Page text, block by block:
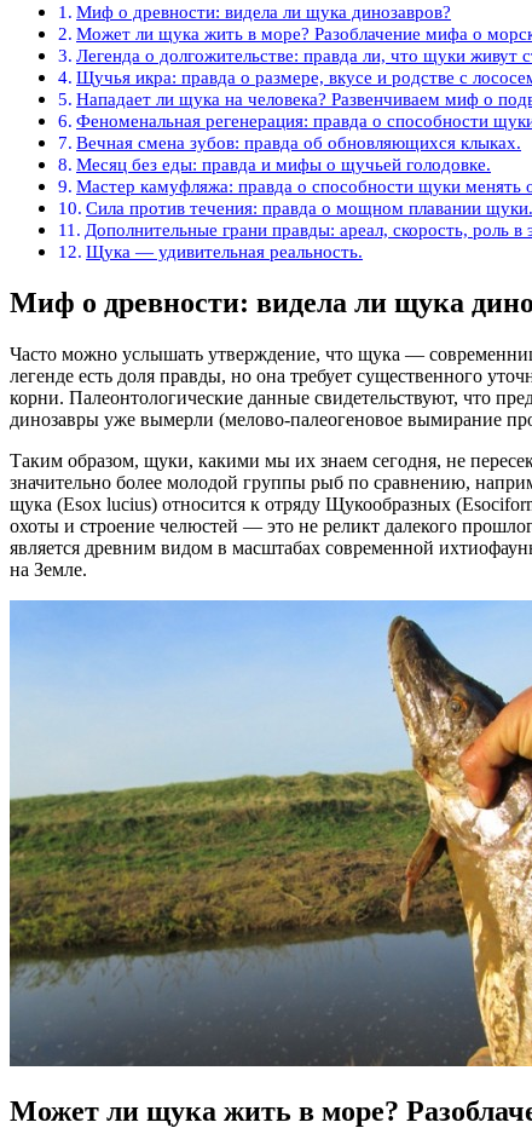
Миф о древности: видела ли щука динозавров?
Может ли щука жить в море? Разоблачение мифа о
Легенда о долгожительстве: правда ли, что щуки живут
Щучья икра: правда о размере, вкусе и родстве с
Нападает ли щука на человека? Развенчиваем миф о
Феноменальная регенерация: правда о способности
Вечная смена зубов: правда об обновляющихся клыках.
Месяц без еды: правда и мифы о щучьей голодовке.
Мастер камуфляжа: правда о способности щуки менять
Сила против течения: правда о мощном плавании щуки.
Дополнительные грани правды: ареал, скорость, роль в
Щука — удивительная реальность.
Миф о древности: видела ли щука
Часто можно услышать утверждение, что щука —
легенде есть доля правды, но она требует существенного
корни. Палеонтологические данные свидетельствуют, что
динозавры уже вымерли (мелово-палеогеновое вымирание
Таким образом, щуки, какими мы их знаем сегодня, не
значительно более молодой группы рыб по сравнению,
щука (Esox lucius) относится к отряду Щукообразных
охоты и строение челюстей — это не реликт далекого
является древним видом в масштабах современной
на Земле.
Может ли щука жить в море?